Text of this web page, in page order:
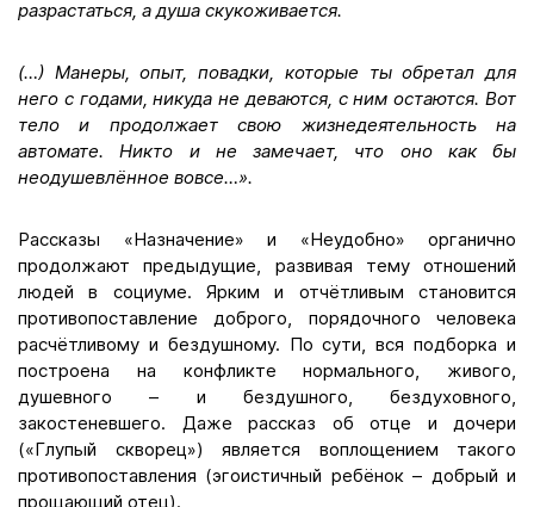
разрастаться, а душа скукоживается.
(…) Манеры, опыт, повадки, которые ты обретал для
него с годами, никуда не деваются, с ним остаются. Вот
тело и продолжает свою жизнедеятельность на
автомате. Никто и не замечает, что оно как бы
неодушевлённое вовсе…».
Рассказы «Назначение» и «Неудобно» органично
продолжают предыдущие, развивая тему отношений
людей в социуме. Ярким и отчётливым становится
противопоставление доброго, порядочного человека
расчётливому и бездушному. По сути, вся подборка и
построена на конфликте нормального, живого,
душевного – и бездушного, бездуховного,
закостеневшего. Даже рассказ об отце и дочери
(«Глупый скворец») является воплощением такого
противопоставления (эгоистичный ребёнок – добрый и
прощающий отец).